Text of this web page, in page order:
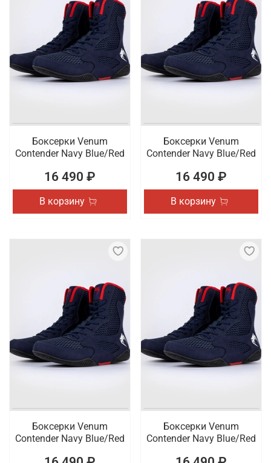
Боксерки Venum
Contender Navy Blue/Red
16 490 ₽
В корзину
Боксерки Venum
Contender Navy Blue/Red
16 490 ₽
В корзину
Боксерки Venum
Contender Navy Blue/Red
Боксерки Venum
Contender Navy Blue/Red